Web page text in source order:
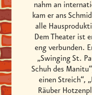
nahm an
kam er ans
alle
Dem Theater ist
eng verbunden.
„Swinging St.
Schuh des
einen Streich“,
Räuber